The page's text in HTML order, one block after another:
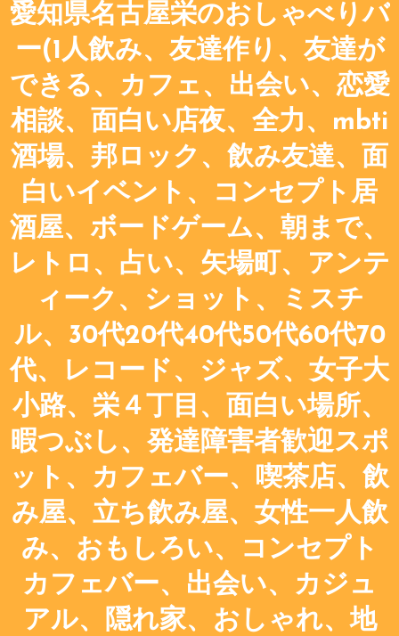
愛知県名古屋栄のおしゃべりバ
ー(1人飲み、友達作り、友達が
できる、カフェ、出会い、恋愛
相談、面白い店夜、全力、mbti
酒場、邦ロック、飲み友達、面
白いイベント、コンセプト居
酒屋、ボードゲーム、朝まで、
レトロ、占い、矢場町、アンテ
ィーク、ショット、ミスチ
ル、30代20代40代50代60代70
代、レコード、ジャズ、女子大
小路、栄４丁目、面白い場所、
暇つぶし、発達障害者歓迎スポ
ット、カフェバー、喫茶店、飲
み屋、立ち飲み屋、女性一人飲
み、おもしろい、コンセプト
カフェバー、出会い、カジュ
アル、隠れ家、おしゃれ、地